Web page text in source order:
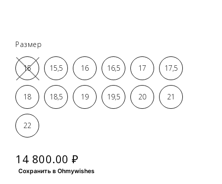
Размер
15 15,5 16 16,5 17 17,5
18 18,5 19 19,5 20 21
22
14 800.00 ₽
Сохранить в Ohmywishes